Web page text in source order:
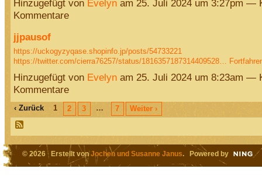
Hinzugefügt von Evelynam 25. Juli 2024 um 3:27pm —
Kommentare
jjpausof
https://uckogyzyqase.shopinfo.jp/posts/54733221
https://twitter.com/cierra76257/status/1816357187314409528…
Hinzugefügt von Evelynam 25. Juli 2024 um 8:23am —
Kommentare
‹ Zurück 1 2 3 … 7 Weiter ›
© 2026 Erstellt vonJochen und Susanne Janus. Powered by